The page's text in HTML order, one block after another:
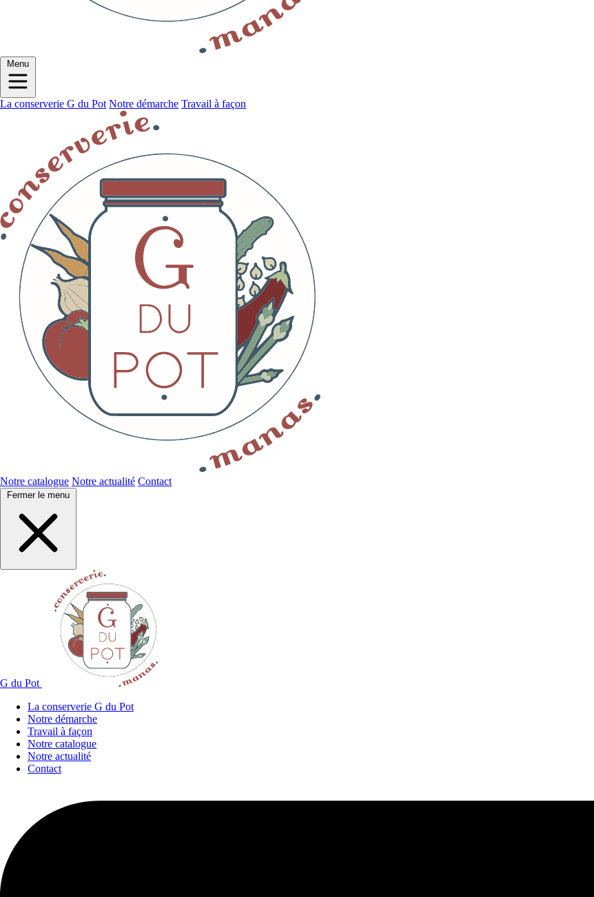
Menu
La conserverie G du Pot Notre démarche Travail à façon
Notre catalogue Notre actualité Contact
Fermer le menu
G du Pot
La conserverie G du Pot
Notre démarche
Travail à façon
Notre catalogue
Notre actualité
Contact